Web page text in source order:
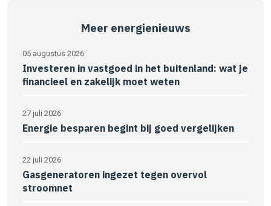
Meer energienieuws
05 augustus 2026
Investeren in vastgoed in het buitenland: wat je
financieel en zakelijk moet weten
27 juli 2026
Energie besparen begint bij goed vergelijken
22 juli 2026
Gasgeneratoren ingezet tegen overvol
stroomnet